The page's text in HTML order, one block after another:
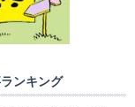
ンキング